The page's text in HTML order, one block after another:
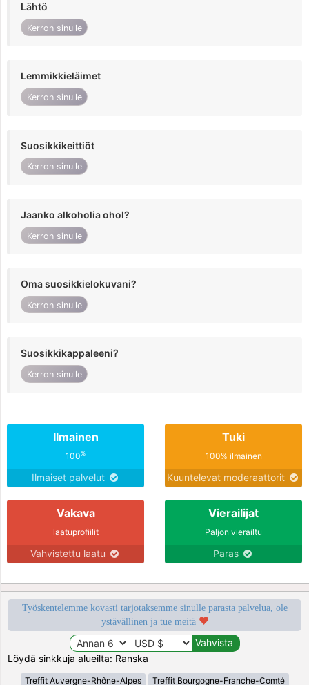
Lähtö
Kerron sinulle
Lemmikkieläimet
Kerron sinulle
Suosikkikeittiöt
Kerron sinulle
Jaanko alkoholia ohol?
Kerron sinulle
Oma suosikkielokuvani?
Kerron sinulle
Suosikkikappaleeni?
Kerron sinulle
Ilmainen
100%
Ilmaiset palvelut
Tuki
100% ilmainen
Kuuntelevat moderaattorit
Vakava
laatuprofiilit
Vahvistettu laatu
Vierailijat
Paljon vierailtu
Paras
Työskentelemme kovasti tarjotaksemme sinulle parasta palvelua, ole
ystävällinen ja tue meitä
Löydä sinkkuja alueilta: Ranska
Treffit Auvergne-Rhône-Alpes Treffit Bourgogne-Franche-Comté